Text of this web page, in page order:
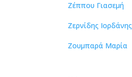
Ζέππου Γιασεμή
Ζερνίδης Ιορδάνης
Ζουμπαρά Μαρία